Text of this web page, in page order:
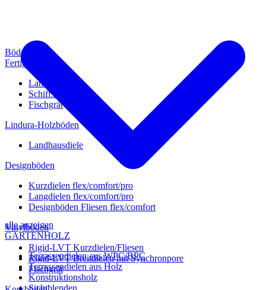
alle anzeigen
GARTENHOLZ
Terrassendielen aus WPC/BPC
Terrassendielen aus Holz
Konstruktionsholz
Sichtblenden
Böden
Fertigparkett
Landhausdiele
Schiffsboden
Fischgrät
Lindura-Holzböden
Landhausdiele
Designböden
Kurzdielen flex/comfort/pro
Langdielen flex/comfort/pro
Designböden Fliesen flex/comfort
Vinylböden
Rigid-LVT Kurzdielen/Fliesen
Rigid-LVT Breitdielen mit Synchronpore
Fischgrät